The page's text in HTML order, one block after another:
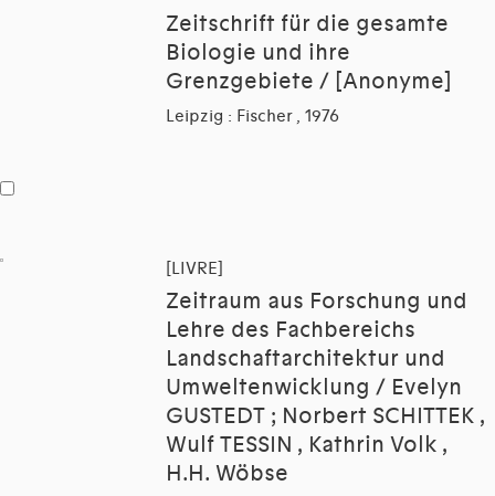
Zeitschrift für die gesamte
Biologie und ihre
Grenzgebiete / [Anonyme]
Leipzig : Fischer , 1976
[LIVRE]
Zeitraum aus Forschung und
Lehre des Fachbereichs
Landschaftarchitektur und
Umweltenwicklung / Evelyn
GUSTEDT ; Norbert SCHITTEK ,
Wulf TESSIN , Kathrin Volk ,
H.H. Wöbse